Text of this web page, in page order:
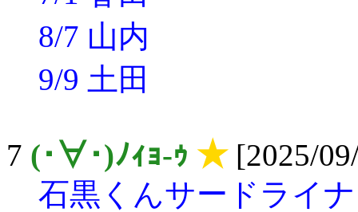
8/7 山内
9/9 土田
7 (･∀･)ﾉｨｮ-ｩ ★[2025/
石黒くんサードライ